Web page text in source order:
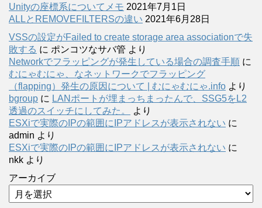
Unityの座標系についてメモ 2021年7月1日
ALLとREMOVEFILTERSの違い 2021年6月28日
VSSの設定がFailed to create storage area associationで失
敗する に ポンコツなサバ管 より
Networkでフラッピングが発生している場合の調査手順 に
むにゃむにゃ、なネットワークでフラッピング
（flapping）発生の原因について | むにゃむにゃ.info より
bgroup に LANポートが埋まっちまったんで、SSG5をL2
透過のスイッチにしてみた。
より
ESXiで実際のIPの範囲にIPアドレスが表示されない に
admin より
ESXiで実際のIPの範囲にIPアドレスが表示されない に
nkk より
アーカイブ